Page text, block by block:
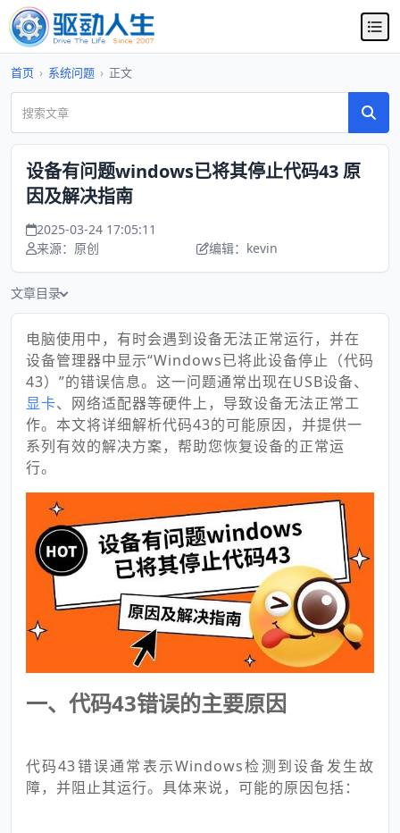
首页 › 系统问题 › 正文
设备有问题windows已将其停止代码43 原
因及解决指南
2025-03-24 17:05:11
来源：原创
编辑：kevin
文章目录
电脑使用中，有时会遇到设备无法正常运行，并在
设备管理器中显示“Windows已将此设备停止（代码
43）”的错误信息。这一问题通常出现在USB设备、
显卡、网络适配器等硬件上，导致设备无法正常工
作。本文将详细解析代码43的可能原因，并提供一
系列有效的解决方案，帮助您恢复设备的正常运
行。
一、代码43错误的主要原因
代码43错误通常表示Windows检测到设备发生故
障，并阻止其运行。具体来说，可能的原因包括：